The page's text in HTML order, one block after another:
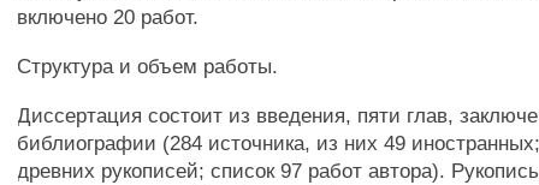
включено 20 работ.
Структура и объем работы.
Диссертация состоит из введения, пяти глав,
библиографии (284 источника, из них 49
древних рукописей; список 97 работ автора).